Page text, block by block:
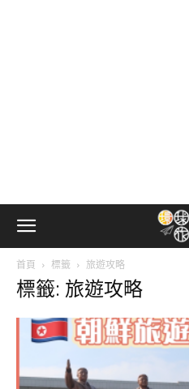
首頁 標籤 旅遊攻略
標籤: 旅遊攻略